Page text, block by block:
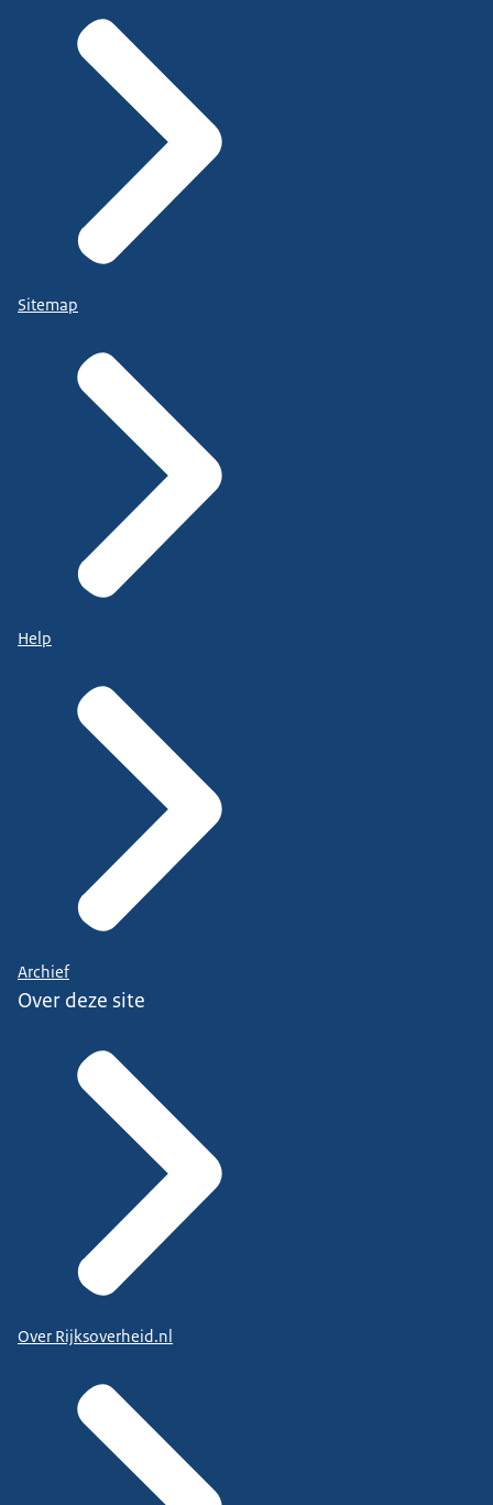
Sitemap
Help
Archief
Over deze site
Over Rijksoverheid.nl